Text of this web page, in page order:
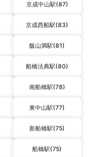
京成中山駅(87)
京成西船駅(83)
飯山満駅(81)
船橋法典駅(80)
南船橋駅(78)
東中山駅(77)
新船橋駅(75)
船橋駅(75)